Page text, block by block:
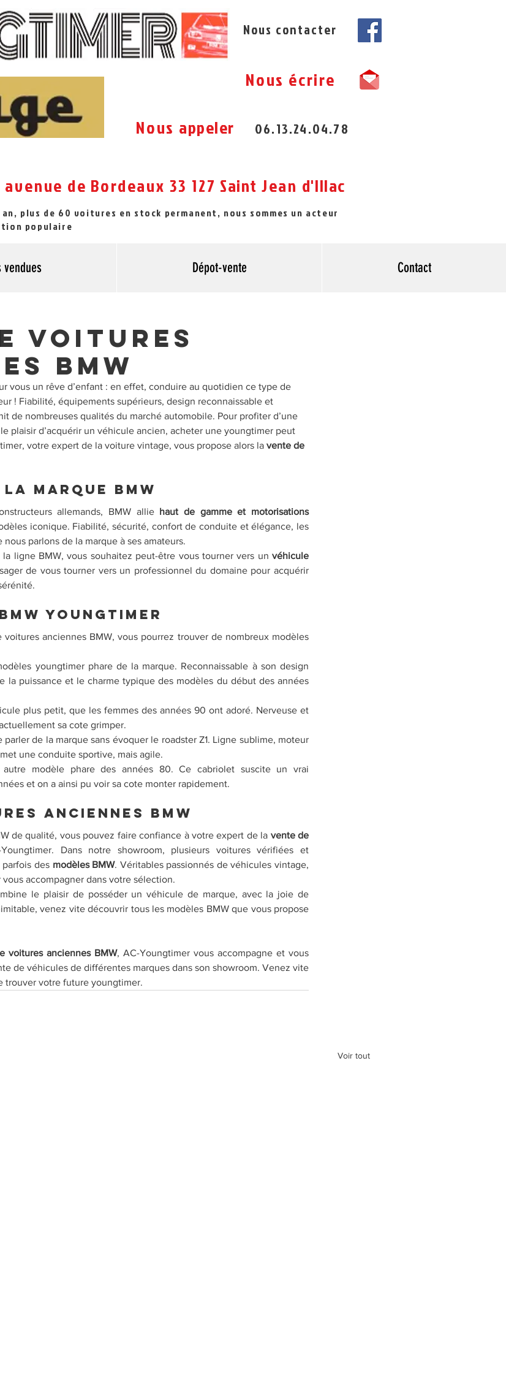
Nous contacter
Nous écrire
Nous appeler 06.13.24.04.78
de Bordeaux 33 127 Saint Jean d'Illac
plus de 60 voitures en stock permanent, nous sommes un acteur
populaire
vendues Dépot-vente Contact
voitures
BMW
vous un rêve d’enfant : en effet, conduire au quotidien ce type de
! Fiabilité, équipements supérieurs, design reconnaissable et
de nombreuses qualités du marché automobile. Pour profiter d’une
plaisir d’acquérir un véhicule ancien, acheter une youngtimer peut
votre expert de la voiture vintage, vous propose alors la vente de
marque BMW
allemands, BMW allie haut de gamme et motorisations
iconique. Fiabilité, sécurité, confort de conduite et élégance, les
parlons de la marque à ses amateurs.
ligne BMW, vous souhaitez peut-être vous tourner vers un véhicule
de vous tourner vers un professionnel du domaine pour acquérir
youngtimer
anciennes BMW, vous pourrez trouver de nombreux modèles
youngtimer phare de la marque. Reconnaissable à son design
la puissance et le charme typique des modèles du début des années
plus petit, que les femmes des années 90 ont adoré. Nerveuse et
sa cote grimper.
parler de la marque sans évoquer le roadster Z1. Ligne sublime, moteur
une conduite sportive, mais agile.
modèle phare des années 80. Ce cabriolet suscite un vrai
et on a ainsi pu voir sa cote monter rapidement.
anciennes BMW
de qualité, vous pouvez faire confiance à votre expert de la vente de
Dans notre showroom, plusieurs voitures vérifiées et
des modèles BMW. Véritables passionnés de véhicules vintage,
accompagner dans votre sélection.
le plaisir de posséder un véhicule de marque, avec la joie de
venez vite découvrir tous les modèles BMW que vous propose
voitures anciennes BMW, AC-Youngtimer vous accompagne et vous
de véhicules de différentes marques dans son showroom. Venez vite
trouver votre future youngtimer.
Voir tout